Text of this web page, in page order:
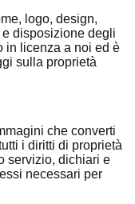
logo, design,
disposizione degli
in licenza a noi ed è
sulla proprietà
che converti
i diritti di proprietà
servizio, dichiari e
necessari per